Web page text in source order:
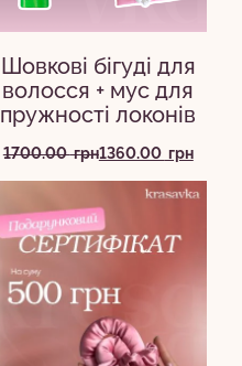
Шовкові бігуді для
волосся + мус для
пружності локонів
1700.00грнОригінальна
1700.00
грн.
1360.00 грн
Поточна
1360.00
грн.